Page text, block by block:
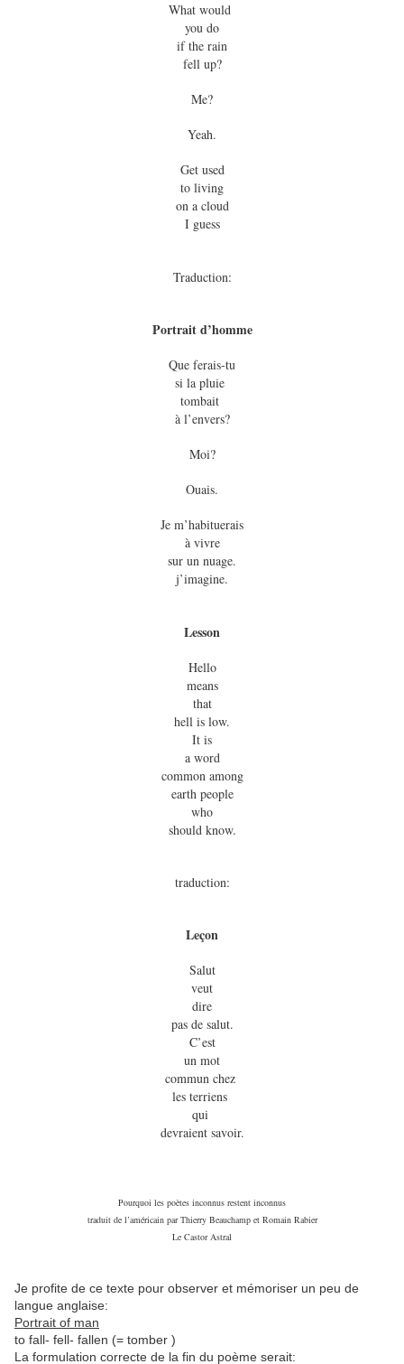
What would
you do
if the rain
fell up?
Me?
Yeah.
Get used
to living
on a cloud
I guess
Traduction:
Portrait d’homme
Que ferais-tu
si la pluie
tombait
à l’envers?
Moi?
Ouais.
Je m’habituerais
à vivre
sur un nuage.
j’imagine.
Lesson
Hello
means
that
hell is low.
It is
a word
common among
earth people
who
should know.
traduction:
Leçon
Salut
veut
dire
pas de salut.
C’est
un mot
commun chez
les terriens
qui
devraient savoir.
Pourquoi les poètes inconnus restent inconnus
traduit de l’américain par Thierry Beauchamp et Romain Rabier
Le Castor Astral
Je profite de ce texte pour observer et mémoriser un peu de
langue anglaise:
Portrait of man
to fall- fell- fallen (= tomber )
La formulation correcte de la fin du poème serait: